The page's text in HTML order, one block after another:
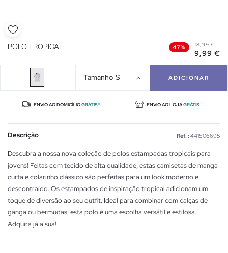
POLO TROPICAL 47% 18,99 €
9,99 €
Tamanho S ADICIONAR
ENVIO AO DOMICÍLIOGRÁTIS* ENVIO AO LOJAGRÁTIS
Descrição Ref. : 441506695
Descubra a nossa nova coleção de polos estampadas tropicais para
jovens! Feitas com tecido de alta qualidade, estas camisetas de manga
curta e colarinho clássico são perfeitas para um look moderno e
descontraído. Os estampados de inspiração tropical adicionam um
toque de diversão ao seu outfit. Ideal para combinar com calças de
ganga ou bermudas, esta polo é uma escolha versátil e estilosa.
Adquira já a sua!